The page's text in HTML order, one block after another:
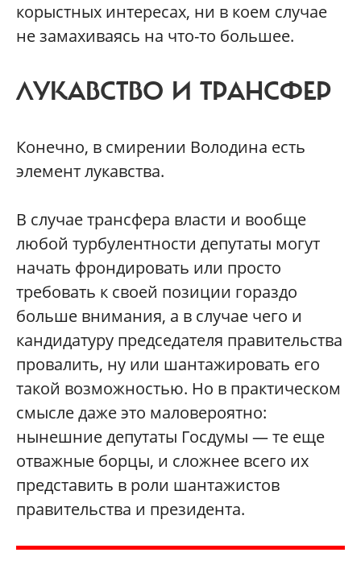
корыстных интересах, ни в коем случае
не замахиваясь на что-то большее.
ЛУКАВСТВО И ТРАНСФЕР
Конечно, в смирении Володина есть
элемент лукавства.
В случае трансфера власти и вообще
любой турбулентности депутаты могут
начать фрондировать или просто
требовать к своей позиции гораздо
больше внимания, а в случае чего и
кандидатуру председателя правительства
провалить, ну или шантажировать его
такой возможностью. Но в практическом
смысле даже это маловероятно:
нынешние депутаты Госдумы — те еще
отважные борцы, и сложнее всего их
представить в роли шантажистов
правительства и президента.